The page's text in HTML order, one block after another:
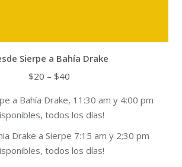
Sierpe a Bahía Drake
$20 – $40Price
$20
through
$40
a Bahía Drake, 11:30 am y 4:00 pm
todos los días!
Drake a Sierpe 7:15 am y 2;30 pm
todos los días!